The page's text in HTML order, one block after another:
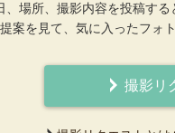
、場所、撮影内容を投稿する
提案を見て、気に入ったフォ
撮影リ